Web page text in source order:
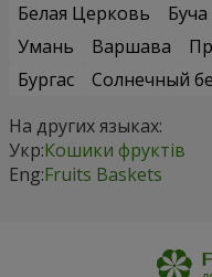
Белая Церковь
Буча
Умань
Варшава
Бургас
Солнечный
На других языках:
Укр:Кошики фруктів
Eng:Fruits Baskets